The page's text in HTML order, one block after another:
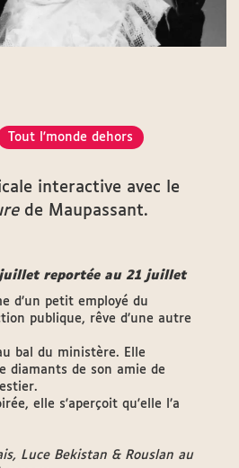
Tout l'monde dehors
interactive avec le
de Maupassant.
reportée au 21 juillet
d’un petit employé du
publique, rêve d’une autre
bal du ministère. Elle
diamants de son amie de
elle s'aperçoit qu'elle l’a
Luce Bekistan & Rouslan au